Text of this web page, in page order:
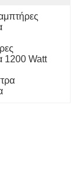
1200 Watt